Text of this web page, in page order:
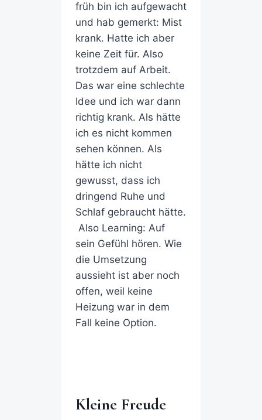
früh bin ich aufgewacht
und hab gemerkt: Mist
krank. Hatte ich aber
keine Zeit für. Also
trotzdem auf Arbeit.
Das war eine schlechte
Idee und ich war dann
richtig krank. Als hätte
ich es nicht kommen
sehen können. Als
hätte ich nicht
gewusst, dass ich
dringend Ruhe und
Schlaf gebraucht hätte.
Also Learning: Auf
sein Gefühl hören. Wie
die Umsetzung
aussieht ist aber noch
offen, weil keine
Heizung war in dem
Fall keine Option.
Kleine Freude